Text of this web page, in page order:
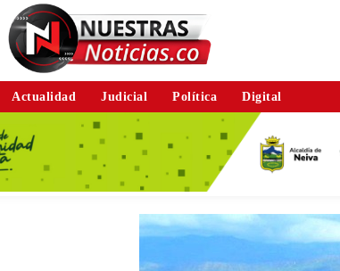
Actualidad Judicial Política Digital